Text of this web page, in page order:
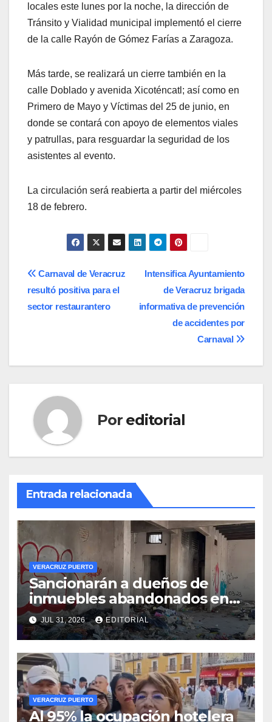
locales este lunes por la noche, la dirección de
Tránsito y Vialidad municipal implementó el cierre
de la calle Rayón de Gómez Farías a Zaragoza.
Más tarde, se realizará un cierre también en la
calle Doblado y avenida Xicoténcatl; así como en
Primero de Mayo y Víctimas del 25 de junio, en
donde se contará con apoyo de elementos viales
y patrullas, para resguardar la seguridad de los
asistentes al evento.
La circulación será reabierta a partir del miércoles
18 de febrero.
Navegación
de
Intensifica Ayuntamiento
de Veracruz brigada
informativa de prevención
de accidentes por
Carnaval
Carnaval de Veracruz
resultó positiva para el
sector restaurantero
Por editorial
Entrada relacionada
VERACRUZ PUERTO
Sancionarán a dueños de
inmuebles abandonados en
Veracruz
JUL 31, 2026 EDITORIAL
VERACRUZ PUERTO
Al 95% la ocupación hotelera